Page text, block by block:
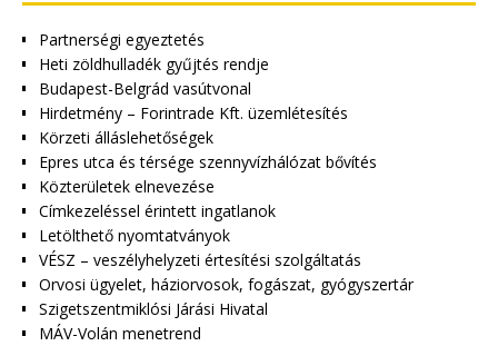
Partnerségi egyeztetés
Heti zöldhulladék gyűjtés rendje
Budapest-Belgrád vasútvonal
Hirdetmény – Forintrade Kft. üzemlétesítés
Körzeti álláslehetőségek
Epres utca és térsége szennyvízhálózat bővítés
Közterületek elnevezése
Címkezeléssel érintett ingatlanok
Letölthető nyomtatványok
VÉSZ – veszélyhelyzeti értesítési szolgáltatás
Orvosi ügyelet, háziorvosok, fogászat, gyógyszertár
Szigetszentmiklósi Járási Hivatal
MÁV-Volán menetrend